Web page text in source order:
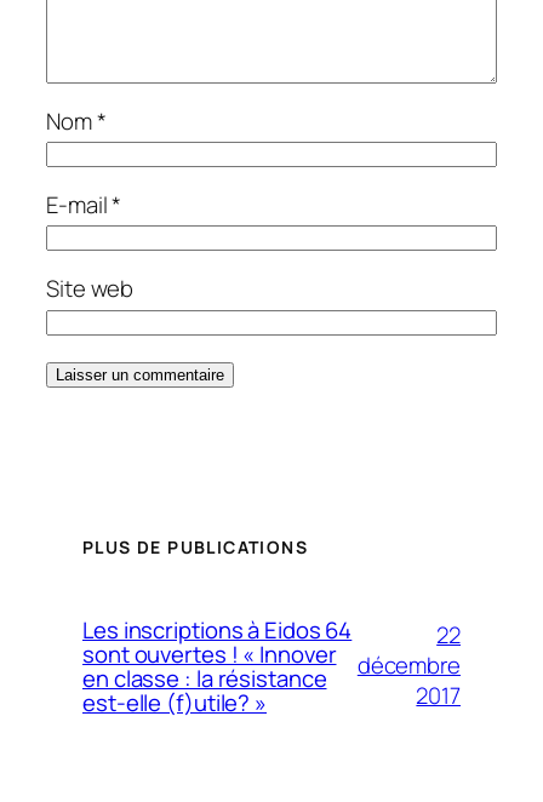
Nom*
E-mail*
Site web
PLUS DE PUBLICATIONS
Les inscriptions à Eidos 64
sont ouvertes ! « Innover
en classe : la résistance
est-elle (f)utile? »
22
décembre
2017